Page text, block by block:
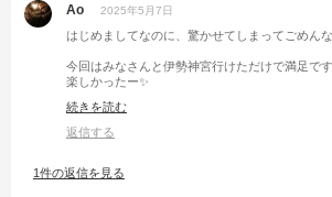
Ao 2025年5月7日
はじめましてなのに、驚かせてしまってごめん
今回はみなさんと伊勢神宮行けただけで満足です
楽しかったー✨
今度はちゃんと参加しますので⛺️
またよろしくお願いします♪
続きを読む
返信する
1件の返信を見る